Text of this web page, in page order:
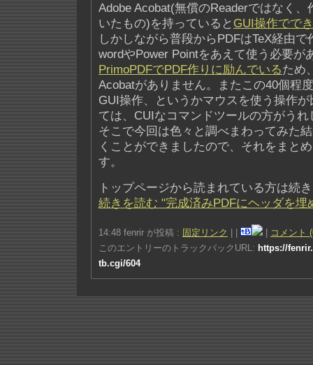
Adobe Acobat(無償のReaderではなく
いたもの)を持っていると GUI操作でで
しかしながら普段からPDFはTeX経由
wordやPower Pointをあえて使う必要が
PrimoPDFでPDF作りに励んでいるため
Acobatがありません。またこの40個程
GUI操作、というかマウスを使う操作
ては、CUIなコマンドツールの方がうれ
そこで今回は色々と調べまわってみた
くことができましたので、それをまと
す。
トップページから読まれている方は続
続きを読む "完成済みPDFにヘッダを埋
14:48 fenrir が投稿 : 固定リンク
コメント
このエントリーのトラックバックURL: https://
tb.cgi/604